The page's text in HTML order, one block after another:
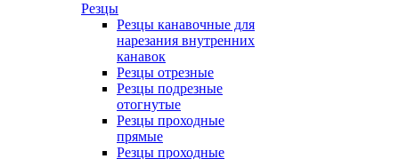
Резцы
Резцы канавочные для
нарезания внутренних
канавок
Резцы отрезные
Резцы подрезные
отогнутые
Резцы проходные
прямые
Резцы проходные